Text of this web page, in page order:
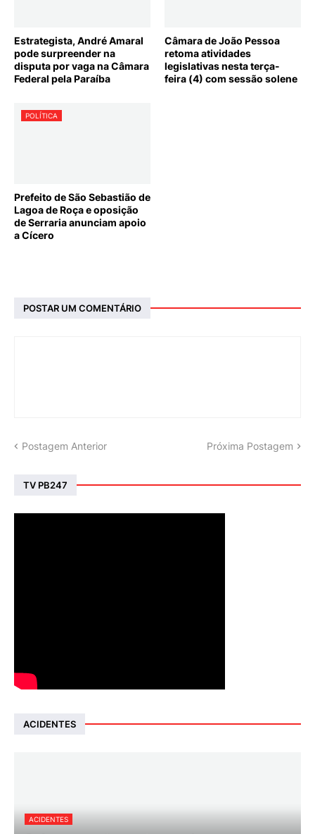
Estrategista, André Amaral
pode surpreender na
disputa por vaga na Câmara
Federal pela Paraíba
Câmara de João Pessoa
retoma atividades
legislativas nesta terça-
feira (4) com sessão solene
POLÍTICA
Prefeito de São Sebastião de
Lagoa de Roça e oposição
de Serraria anunciam apoio
a Cícero
POSTAR UM COMENTÁRIO
Postagem Anterior Próxima Postagem
TV PB247
ACIDENTES
ACIDENTES